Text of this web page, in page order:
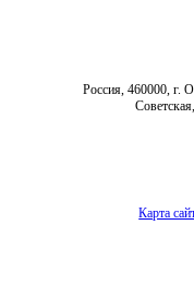
Россия, 460000, г.
Карта